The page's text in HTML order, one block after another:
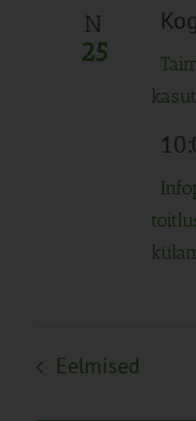
N
25
Eelmised